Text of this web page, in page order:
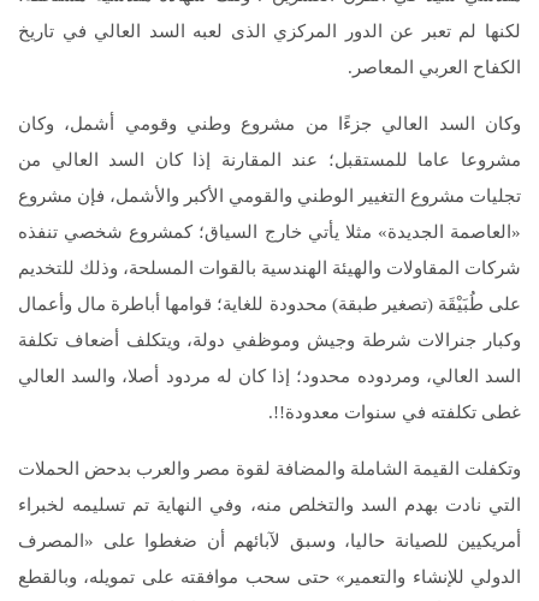
لكنها لم تعبر عن الدور المركزي الذى لعبه السد العالي في تاريخ
الكفاح العربي المعاصر.
وكان السد العالي جزءًا من مشروع وطني وقومي أشمل، وكان
مشروعا عاما للمستقبل؛ عند المقارنة إذا كان السد العالي من
تجليات مشروع التغيير الوطني والقومي الأكبر والأشمل، فإن مشروع
«العاصمة الجديدة» مثلا يأتي خارج السياق؛ كمشروع شخصي تنفذه
شركات المقاولات والهيئة الهندسية بالقوات المسلحة، وذلك للتخديم
على طُبَيْقَة (تصغير طبقة) محدودة للغاية؛ قوامها أباطرة مال وأعمال
وكبار جنرالات شرطة وجيش وموظفي دولة، ويتكلف أضعاف تكلفة
السد العالي، ومردوده محدود؛ إذا كان له مردود أصلا، والسد العالي
غطى تكلفته في سنوات معدودة!!.
وتكفلت القيمة الشاملة والمضافة لقوة مصر والعرب بدحض الحملات
التي نادت بهدم السد والتخلص منه، وفي النهاية تم تسليمه لخبراء
أمريكيين للصيانة حاليا، وسبق لآبائهم أن ضغطوا على «المصرف
الدولي للإنشاء والتعمير» حتى سحب موافقته على تمويله، وبالقطع